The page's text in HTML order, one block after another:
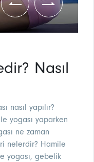
Nasıl
nasıl yapılır?
yogası yaparken
ne zaman
nelerdir? Hamile
yogası, gebelik